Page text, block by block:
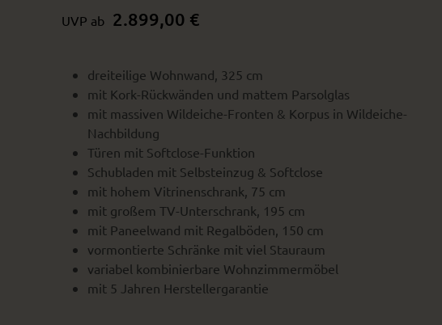
UVP ab 2.899,00 €
dreiteilige Wohnwand, 325 cm
mit Kork-Rückwänden und mattem Parsolglas
mit massiven Wildeiche-Fronten & Korpus in Wildeiche-
Nachbildung
Türen mit Softclose-Funktion
Schubladen mit Selbsteinzug & Softclose
mit hohem Vitrinenschrank, 75 cm
mit großem TV-Unterschrank, 195 cm
mit Paneelwand mit Regalböden, 150 cm
vormontierte Schränke mit viel Stauraum
variabel kombinierbare Wohnzimmermöbel
mit 5 Jahren Herstellergarantie